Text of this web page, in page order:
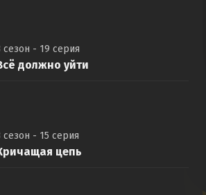
сезон - 19 серия
должно уйти
сезон - 15 серия
цепь